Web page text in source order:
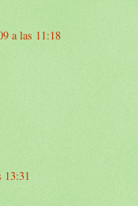
a las 11:18
13:31